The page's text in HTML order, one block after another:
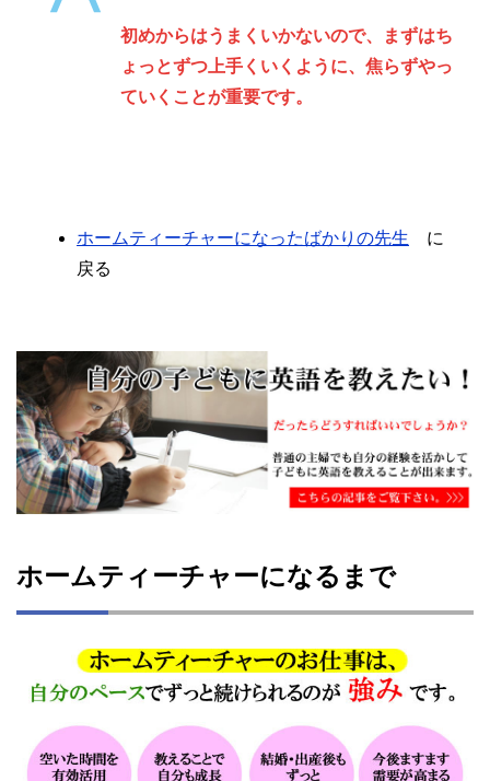
初めからはうまくいかないので、まずはち
ょっとずつ上手くいくように、焦らずやっ
ていくことが重要です。
ホームティーチャーになったばかりの先生 に
戻る
ホームティーチャーになるまで